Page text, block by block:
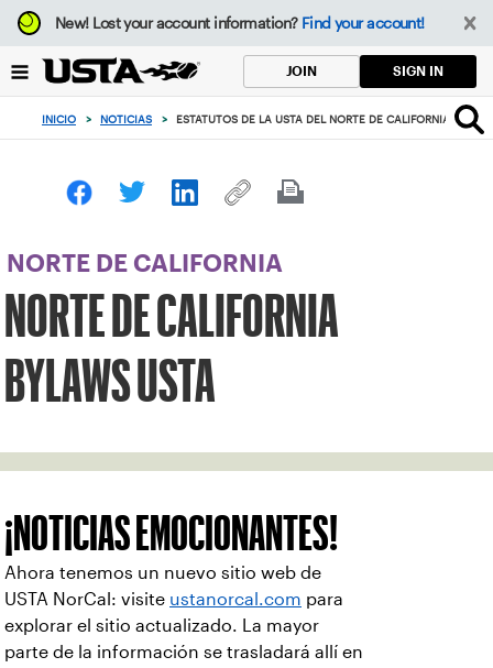
Enfoque
desde
botón
volver
principio
New!Lost your account information? Find your account!
JOIN SIGN IN
INICIO > NOTICIAS > ESTATUTOS DE LA USTA DEL NORTE DE CALIFORNIA
NORTE DE CALIFORNIA
NORTE DE CALIFORNIA
BYLAWS USTA
¡NOTICIAS EMOCIONANTES!
Ahora tenemos un nuevo sitio web de
USTA NorCal: visite ustanorcal.com para
explorar el sitio actualizado. La mayor
parte de la información se trasladará allí en